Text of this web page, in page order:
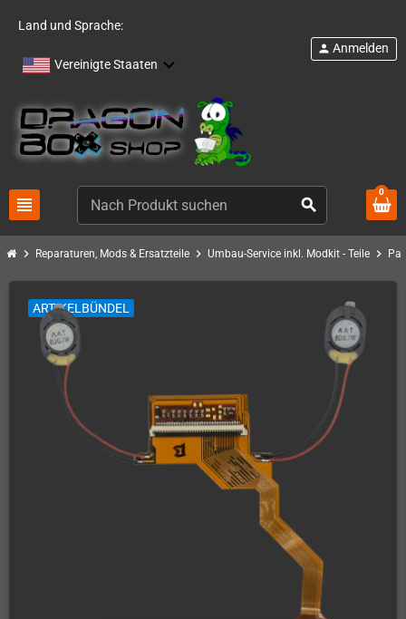
Land und Sprache:
Vereinigte Staaten
view_headline search
person Anmelden
0
chevron_right Reparaturen, Mods & Ersatzteile chevron_right Umbau-Service inkl. Modkit - Teile chevron_right
ARTIKELBÜNDEL